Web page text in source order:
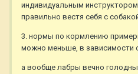
индивидуальным
правильно вестя себя с
3. нормы по кормлению
можно меньше, в зависимости
а вообще лабры вечно